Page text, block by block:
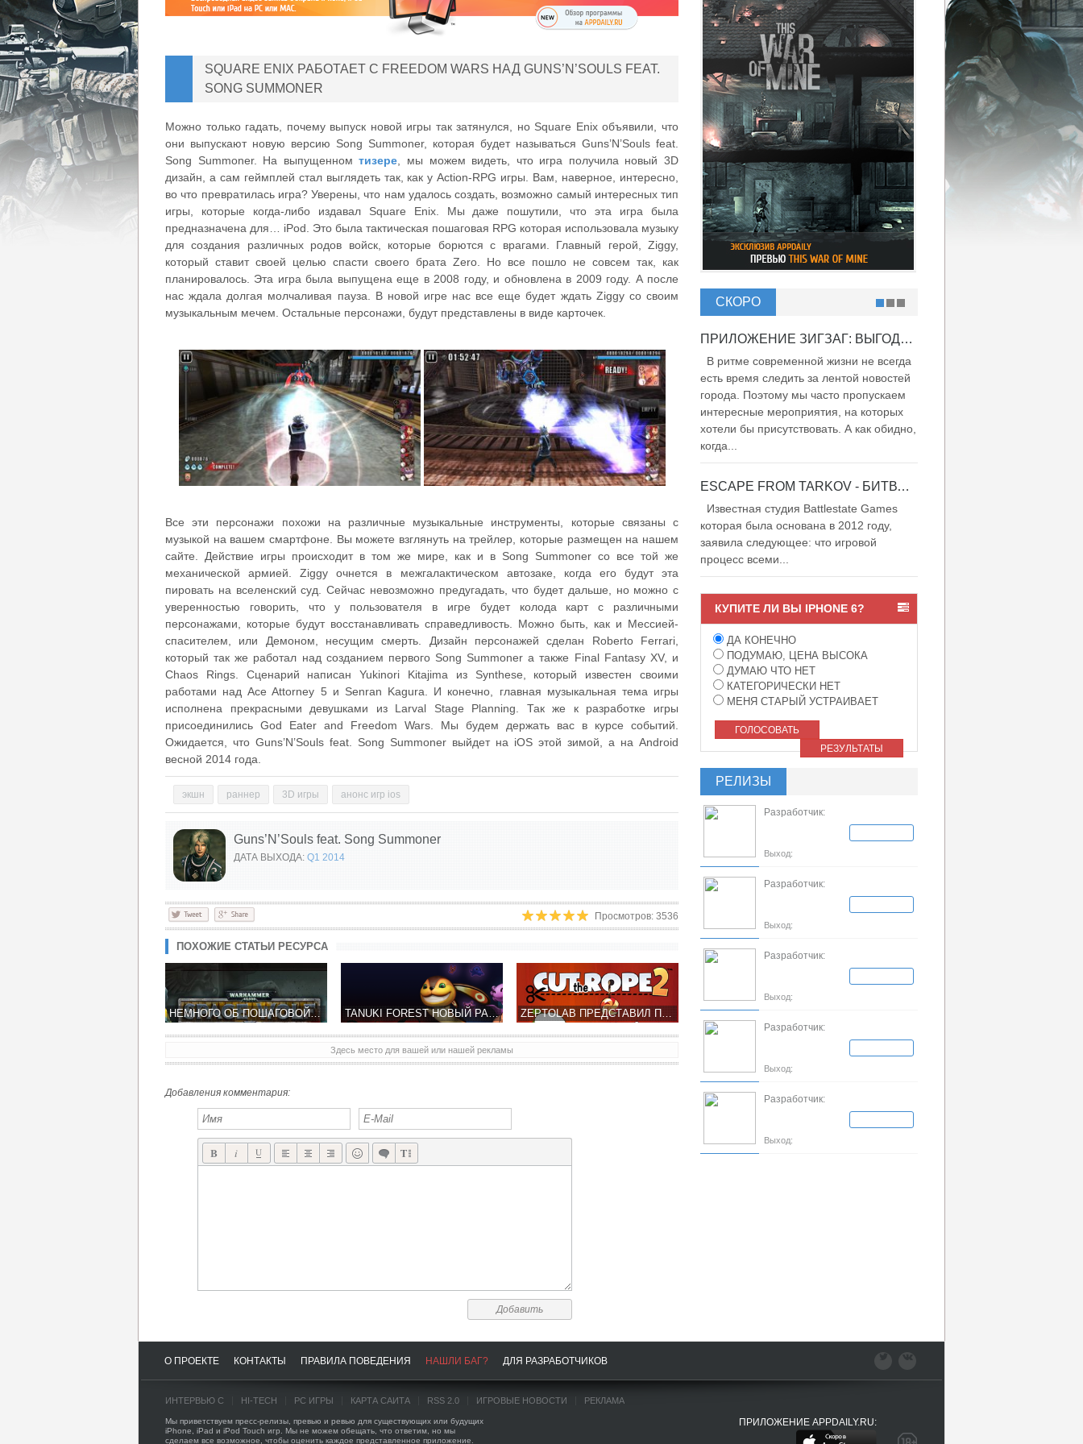
SQUARE ENIX РАБОТАЕТ С FREEDOM WARS НАД GUNS’N’SOULS FEAT.
SONG SUMMONER
Можно только гадать, почему выпуск новой игры так затянулся, но Square Enix объявили, что
они выпускают новую версию Song Summoner, которая будет называться Guns’N’Souls feat.
Song Summoner. На выпущенномтизере , мы можем видеть, что игра получила новый 3D
дизайн, а сам геймплей стал выглядеть так, как у Action-RPG игры. Вам, наверное, интересно,
во что превратилась игра? Уверены, что нам удалось создать, возможно самый интересных тип
игры, которые когда-либо издавал Square Enix. Мы даже пошутили, что эта игра была
предназначена для… iPod. Это была тактическая пошаговая RPG которая использовала музыку
для создания различных родов войск, которые борются с врагами. Главный герой, Ziggy,
который ставит своей целью спасти своего брата Zero. Но все пошло не совсем так, как
планировалось. Эта игра была выпущена еще в 2008 году, и обновлена в 2009 году. А после
нас ждала долгая молчаливая пауза. В новой игре нас все еще будет ждать Ziggy со своим
музыкальным мечем. Остальные персонажи, будут представлены в виде карточек.
Все эти персонажи похожи на различные музыкальные инструменты, которые связаны с
музыкой на вашем смартфоне. Вы можете взглянуть на трейлер, которые размещен на нашем
сайте. Действие игры происходит в том же мире, как и в Song Summoner со все той же
механической армией. Ziggy очнется в межгалактическом автозаке, когда его будут эта
пировать на вселенский суд. Сейчас невозможно предугадать, что будет дальше, но можно с
уверенностью говорить, что у пользователя в игре будет колода карт с различными
персонажами, которые будут восстанавливать справедливость. Можно быть, как и Мессией-
спасителем, или Демоном, несущим смерть. Дизайн персонажей сделан Roberto Ferrari,
который так же работал над созданием первого Song Summoner а также Final Fantasy XV, и
Chaos Rings. Сценарий написан Yukinori Kitajima из Synthese, который известен своими
работами над Ace Attorney 5 и Senran Kagura. И конечно, главная музыкальная тема игры
исполнена прекрасными девушками из Larval Stage Planning. Так же к разработке игры
присоединились God Eater and Freedom Wars. Мы будем держать вас в курсе событий.
Ожидается, что Guns’N’Souls feat. Song Summoner выйдет на iOS этой зимой, а на Android
весной 2014 года.
экшн раннер 3D игры анонс игр ios
Guns’N’Souls feat. Song Summoner
ДАТА ВЫХОДА: Q1 2014
Просмотров: 3536
ПОХОЖИЕ СТАТЬИ РЕСУРСА
НЕМНОГО ОБ ПОШАГОВОЙ СТРАТЕГИИ WARHAMMER 40,000: SPACE WOLF TANUKI FOREST НОВЫЙ РАННЕР ПО СПАСЕНИЮ ЛЕСНЫХ ЖИВОТНЫХ
Здесь место для вашей или нашей рекламы
Добавления комментария:
Добавить
СКОРО
ПРИЛОЖЕНИЕ ЗИГЗАГ: ВЫГОДНО ВДВОЙНЕ!
В ритме современной жизни не всегда
есть время следить за лентой новостей
города. Поэтому мы часто пропускаем
интересные мероприятия, на которых
хотели бы присутствовать. А как обидно,
когда...
ESCAPE FROM TARKOV - БИТВА ЗА ТАРКОВ
Известная студия Battlestate Games
которая была основана в 2012 году,
заявила следующее: что игровой
процесс всеми...
КУПИТЕ ЛИ ВЫ IPHONE 6?
ДА КОНЕЧНО
ПОДУМАЮ, ЦЕНА ВЫСОКА
ДУМАЮ ЧТО НЕТ
КАТЕГОРИЧЕСКИ НЕТ
МЕНЯ СТАРЫЙ УСТРАИВАЕТ
ГОЛОСОВАТЬ
РЕЗУЛЬТАТЫ
РЕЛИЗЫ
Разработчик:
Выход:
Разработчик:
Выход:
Разработчик:
Выход:
Разработчик:
Выход:
Разработчик:
Выход:
О ПРОЕКТЕ КОНТАКТЫ ПРАВИЛА ПОВЕДЕНИЯ НАШЛИ БАГ? ДЛЯ РАЗРАБОТЧИКОВ
ИНТЕРВЬЮ С HI-TECH PC ИГРЫ КАРТА САЙТА RSS 2.0 ИГРОВЫЕ НОВОСТИ РЕКЛАМА
Мы приветствуем пресс-релизы, превью и ревью для существующих или будущих
iPhone, iPad и iPod Touch игр. Мы не можем обещать, что ответим, но мы
сделаем все возможное, чтобы оценить каждое представленное приложение.
ПРИЛОЖЕНИЕ APPDAILY.RU: